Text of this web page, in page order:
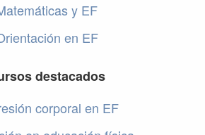
y EF
en EF
destacados
corporal en EF